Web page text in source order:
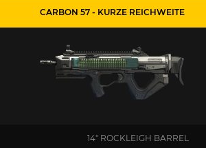
CARBON 57 - KURZE REICHWEITE
14" ROCKLEIGH BARREL